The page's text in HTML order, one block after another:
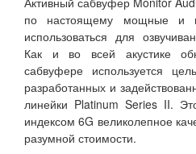
по настоящему мощные и
использоваться для
Как и во всей акустике
сабвуфере используется
разработанных и
линейки Platinum Series II.
индексом 6G великолепное
разумной стоимости.